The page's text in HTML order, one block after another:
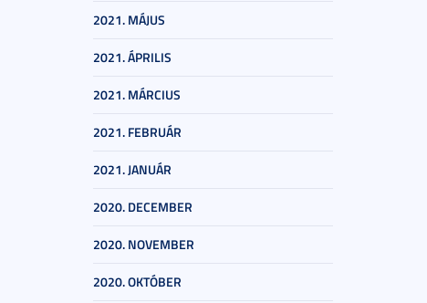
2021. MÁJUS
2021. ÁPRILIS
2021. MÁRCIUS
2021. FEBRUÁR
2021. JANUÁR
2020. DECEMBER
2020. NOVEMBER
2020. OKTÓBER